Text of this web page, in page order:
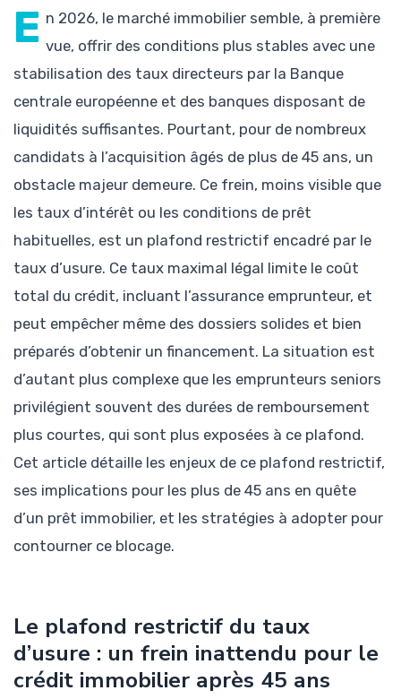
E n 2026, le marché immobilier semble, à première
vue, offrir des conditions plus stables avec une
stabilisation des taux directeurs par la Banque
centrale européenne et des banques disposant de
liquidités suffisantes. Pourtant, pour de nombreux
candidats à l’acquisition âgés de plus de 45 ans, un
obstacle majeur demeure. Ce frein, moins visible que
les taux d’intérêt ou les conditions de prêt
habituelles, est un plafond restrictif encadré par le
taux d’usure. Ce taux maximal légal limite le coût
total du crédit, incluant l’assurance emprunteur, et
peut empêcher même des dossiers solides et bien
préparés d’obtenir un financement. La situation est
d’autant plus complexe que les emprunteurs seniors
privilégient souvent des durées de remboursement
plus courtes, qui sont plus exposées à ce plafond.
Cet article détaille les enjeux de ce plafond restrictif,
ses implications pour les plus de 45 ans en quête
d’un prêt immobilier, et les stratégies à adopter pour
contourner ce blocage.
Le plafond restrictif du taux
d’usure : un frein inattendu pour le
crédit immobilier après 45 ans